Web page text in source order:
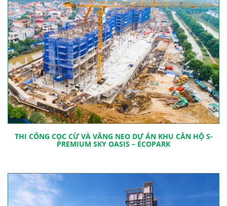
THI CÔNG CỌC CỪ VÀ VĂNG NEO DỰ ÁN KHU CĂN HỘ S-
PREMIUM SKY OASIS – ECOPARK